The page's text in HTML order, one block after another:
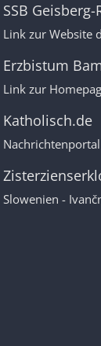
SSB Geisberg-
Link zur Website
Erzbistum
Link zur
Katholisch.de
Slowenien -